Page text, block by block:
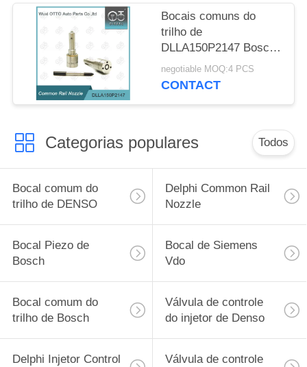
Bocais comuns do
trilho de
DLLA150P2147 Bosch
para injetores 0 445
110 375/634
negotiable MOQ:4 PCS
CONTACT
Categorias populares Todos
Bocal comum do
trilho de DENSO
Delphi Common Rail
Nozzle
Bocal Piezo de
Bosch
Bocal de Siemens
Vdo
Bocal comum do
trilho de Bosch
Válvula de controle
do injetor de Denso
Delphi Injetor Control Válvula de controle